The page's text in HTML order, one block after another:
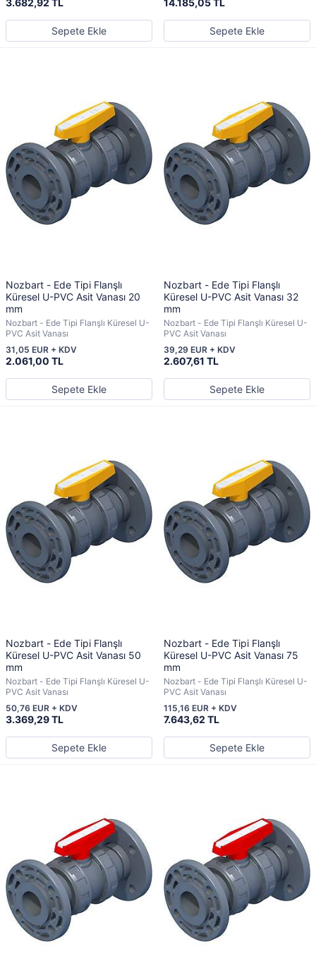
3.682,92 TL
Sepete Ekle
14.185,05 TL
Sepete Ekle
Nozbart - Ede Tipi Flanşlı
Küresel U-PVC Asit Vanası 20
mm
Nozbart - Ede Tipi Flanşlı Küresel U-
PVC Asit Vanası
2.061,00 TL
31,05 EUR + KDV
Sepete Ekle
Nozbart - Ede Tipi Flanşlı
Küresel U-PVC Asit Vanası 32
mm
Nozbart - Ede Tipi Flanşlı Küresel U-
PVC Asit Vanası
2.607,61 TL
39,29 EUR + KDV
Sepete Ekle
Nozbart - Ede Tipi Flanşlı
Küresel U-PVC Asit Vanası 50
mm
Nozbart - Ede Tipi Flanşlı Küresel U-
PVC Asit Vanası
3.369,29 TL
50,76 EUR + KDV
Sepete Ekle
Nozbart - Ede Tipi Flanşlı
Küresel U-PVC Asit Vanası 75
mm
Nozbart - Ede Tipi Flanşlı Küresel U-
PVC Asit Vanası
7.643,62 TL
115,16 EUR + KDV
Sepete Ekle